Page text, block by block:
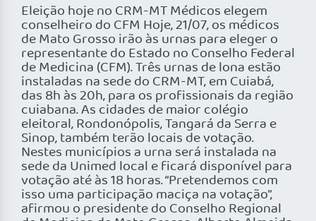
Eleição hoje no CRM-MT Médicos elegem
conselheiro do CFM Hoje, 21/07, os médicos
de Mato Grosso irão às urnas para eleger o
representante do Estado no Conselho Federal
de Medicina (CFM). Três urnas de lona estão
instaladas na sede do CRM-MT, em Cuiabá,
das 8h às 20h, para os profissionais da região
cuiabana. As cidades de maior colégio
eleitoral, Rondonópolis, Tangará da Serra e
Sinop, também terão locais de votação.
Nestes municípios a urna será instalada na
sede da Unimed local e ficará disponível para
votação até às 18 horas. “Pretendemos com
isso uma participação maciça na votação”,
afirmou o presidente do Conselho Regional